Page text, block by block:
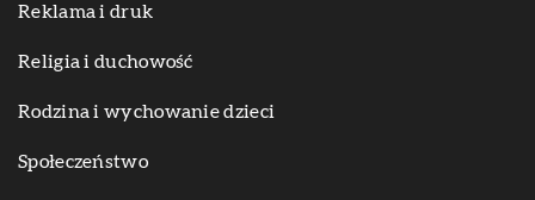
Reklama i druk
Religia i duchowość
Rodzina i wychowanie dzieci
Społeczeństwo